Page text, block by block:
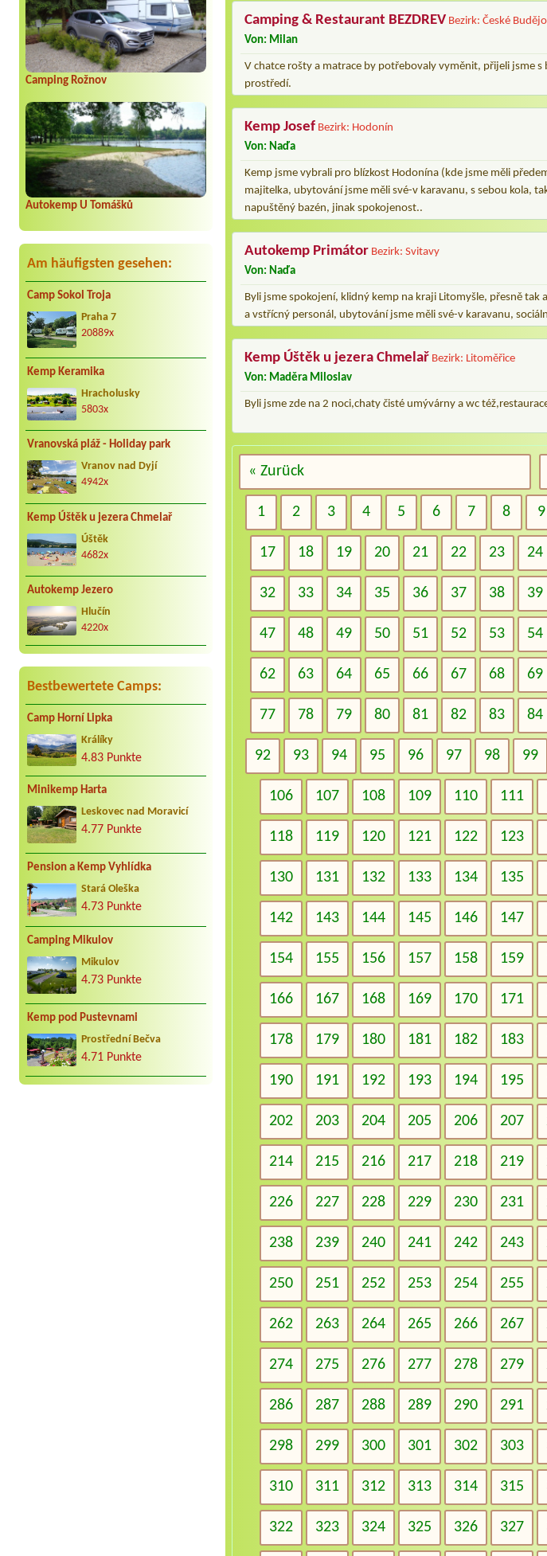
Camping Rožnov
Autokemp U Tomášků
Am häufigsten gesehen:
Camp Sokol Troja
Praha 7
20889x
Kemp Keramika
Hracholusky
5803x
Vranovská pláž - Holiday park
Vranov nad Dyjí
4942x
Kemp Úštěk u jezera Chmelař
Úštěk
4682x
Autokemp Jezero
Hlučín
4220x
Bestbewertete Camps:
Camp Horní Lipka
Králíky
4.83 Punkte
Minikemp Harta
Leskovec nad Moravicí
4.77 Punkte
Pension a Kemp Vyhlídka
Stará Oleška
4.73 Punkte
Camping Mikulov
Mikulov
4.73 Punkte
Kemp pod Pustevnami
Prostřední Bečva
4.71 Punkte
Camping & Restaurant BEZDREV Bezirk: České
Von: Milan
V chatce rošty a matrace by potřebovaly vyměnit, přijeli jsme
prostředí.
Kemp Josef Bezirk: Hodonín
Von: Naďa
Kemp jsme vybrali pro blízkost Hodonína (kde jsme měli
majitelka, ubytování jsme měli své-v karavanu, s sebou kola,
napuštěný bazén, jinak spokojenost..
Autokemp Primátor Bezirk: Svitavy
Von: Naďa
Byli jsme spokojení, klidný kemp na kraji Litomyšle, přesně
a vstřícný personál, ubytování jsme měli své-v karavanu,
Kemp Úštěk u jezera Chmelař Bezirk: Litoměřice
Von: Maděra Miloslav
Byli jsme zde na 2 noci,chaty čisté umývárny a wc
« Zurück
1 2 3 4 5 6 7 8 9
17 18 19 20 21 22 23 24
32 33 34 35 36 37 38 39
47 48 49 50 51 52 53 54
62 63 64 65 66 67 68 69
77 78 79 80 81 82 83 84
92 93 94 95 96 97 98 99
106 107 108 109 110 111
118 119 120 121 122 123
130 131 132 133 134 135
142 143 144 145 146 147
154 155 156 157 158 159
166 167 168 169 170 171
178 179 180 181 182 183
190 191 192 193 194 195
202 203 204 205 206 207
214 215 216 217 218 219
226 227 228 229 230 231
238 239 240 241 242 243
250 251 252 253 254 255
262 263 264 265 266 267
274 275 276 277 278 279
286 287 288 289 290 291
298 299 300 301 302 303
310 311 312 313 314 315
322 323 324 325 326 327